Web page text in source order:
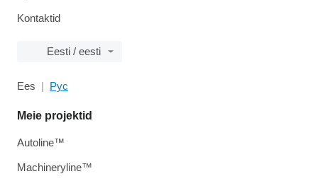
Kontaktid
Eesti / eesti
Ees Рус
Meie projektid
Autoline™
Machineryline™